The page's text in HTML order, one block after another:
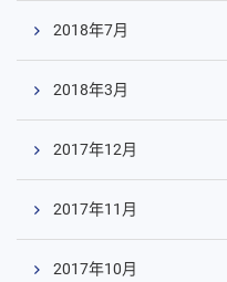
2018年7月
2018年3月
2017年12月
2017年11月
2017年10月